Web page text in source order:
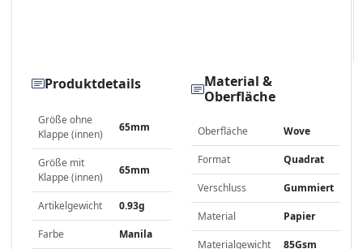
Produktdetails
Größe ohne
Klappe (innen)
65mm
Größe mit
Klappe (innen)
65mm
Artikelgewicht 0.93g
Farbe Manila
Material &
Oberfläche
Oberfläche Wove
Format Quadrat
Verschluss Gummiert
Material Papier
Materialgewicht 85Gsm